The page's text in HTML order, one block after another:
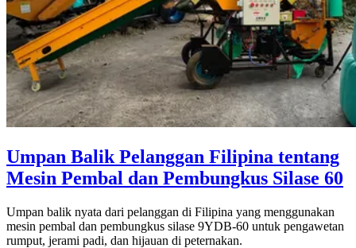
Umpan Balik Pelanggan Filipina tentang
Mesin Pembal dan Pembungkus Silase 60
Umpan balik nyata dari pelanggan di Filipina yang menggunakan
mesin pembal dan pembungkus silase 9YDB-60 untuk pengawetan
rumput, jerami padi, dan hijauan di peternakan.